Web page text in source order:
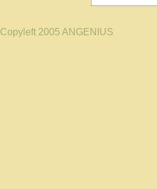
Copyleft 2005 ANGENIUS